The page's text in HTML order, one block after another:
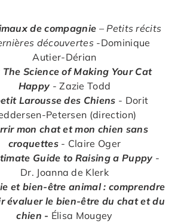
de compagnie – Petits récits
découvertes -Dominique
Autier-Dérian
The Science of Making Your Cat
Happy - Zazie Todd
Larousse des Chiens - Dorit
Petersen (direction)
mon chat et mon chien sans
croquettes- Claire Oger
Guide to Raising a Puppy -
Dr. Joanna de Klerk
et bien-être animal : comprendre
évaluer le bien-être du chat et du
chien - Élisa Mougey